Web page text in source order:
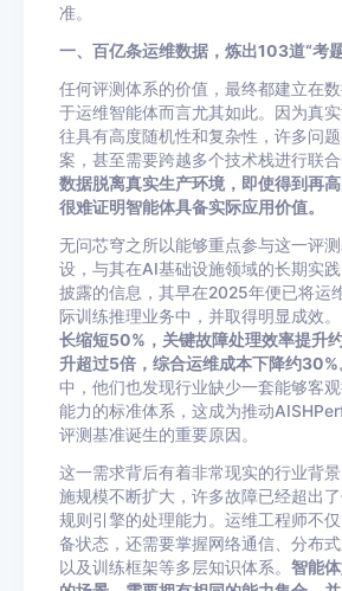
准。
一、百亿条运维数据，炼出103道“考
任何评测体系的价值，最终都建立在
于运维智能体而言尤其如此。因为真
往具有高度随机性和复杂性，许多问
案，甚至需要跨越多个技术栈进行联合
数据脱离真实生产环境，即使得到再
很难证明智能体具备实际应用价值。
无问芯穹之所以能够重点参与这一评
设，与其在AI基础设施领域的长期实
披露的信息，其早在2025年便已将运
际训练推理业务中，并取得明显成效。
长缩短50%，关键故障处理效率提升
升超过5倍，综合运维成本下降约30%
中，他们也发现行业缺少一套能够客
能力的标准体系，这成为推动
评测基准诞生的重要原因。
这一需求背后有着非常现实的行业背
施规模不断扩大，许多故障已经超出
规则引擎的处理能力。运维工程师不
备状态，还需要掌握网络通信、分布
以及训练框架等多层知识体系。 智能